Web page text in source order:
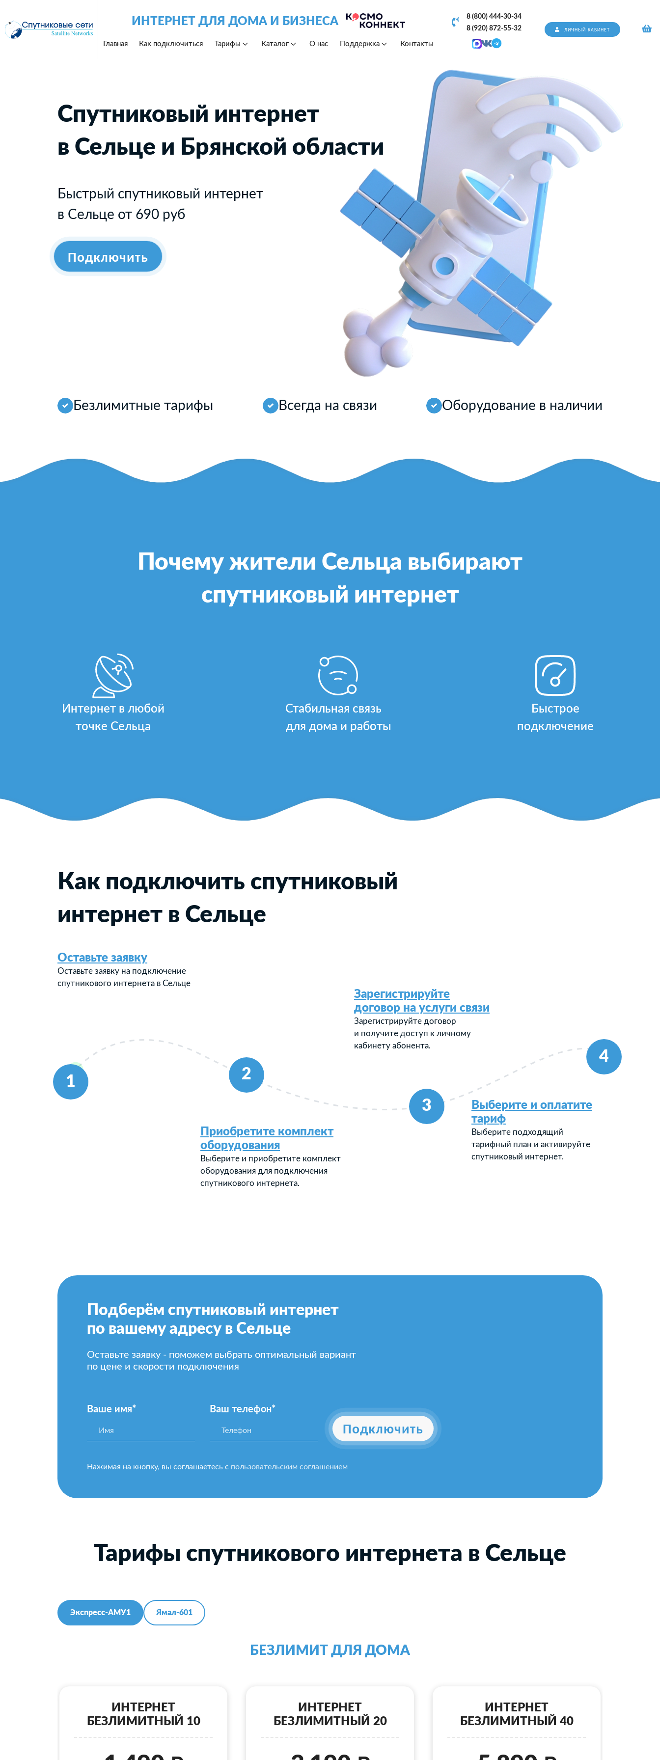
ИНТЕРНЕТ ДЛЯ ДОМА И БИЗНЕСА
Главная Как подключиться Тарифы Каталог О нас Поддержка Контакты
8 (800) 444-30-34
8 (920) 872-55-32
ЛИЧНЫЙ КАБИНЕТ
Спутниковый интернет
в Сельце и Брянской области
Быстрый спутниковый интернет
в Сельце от 690 руб
Подключить
Безлимитные тарифы Всегда на связи Оборудование в наличии
Почему жители Сельца выбирают
спутниковый интернет
Интернет в любой
точке Сельца
Стабильная связь
для дома и работы
Быстрое
подключение
Как подключить спутниковый
интернет в Сельце
1
2
3
4
Оставьте заявку
Оставьте заявку на подключение
спутникового интернета в Сельце
Приобретите комплект
оборудования
Выберите и приобретите комплект
оборудования для подключения
спутникового интернета.
Зарегистрируйте
договор на услуги связи
Зарегистрируйте договор
и получите доступ к личному
кабинету абонента.
Выберите и оплатите
тариф
Выберите подходящий
тарифный план и активируйте
спутниковый интернет.
Подберём спутниковый интернет
по вашему адресу в Сельце
Оставьте заявку - поможем выбрать оптимальный вариант
по цене и скорости подключения
Ваше имя* Ваш телефон*
Подключить
Нажимая на кнопку, вы соглашаетесь с пользовательским соглашением
Тарифы спутникового интернета в Сельце
Экспресс-АМУ1 Ямал-601
БЕЗЛИМИТ ДЛЯ ДОМА
ИНТЕРНЕТ
БЕЗЛИМИТНЫЙ 10
ИНТЕРНЕТ
БЕЗЛИМИТНЫЙ 20
ИНТЕРНЕТ
БЕЗЛИМИТНЫЙ 40